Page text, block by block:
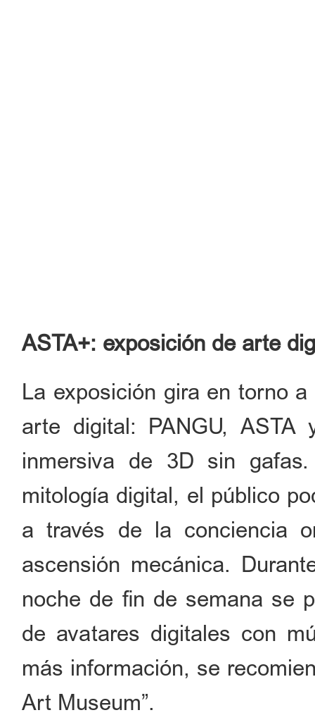
ASTA+: exposición de arte
La exposición gira en torno
arte digital: PANGU,
inmersiva de 3D sin
mitología digital, el público
a través de la conciencia
ascensión mecánica.
noche de fin de semana se
de avatares digitales con
más información, se
Art Museum”.